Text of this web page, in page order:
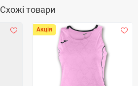
Схожі товари
Акція